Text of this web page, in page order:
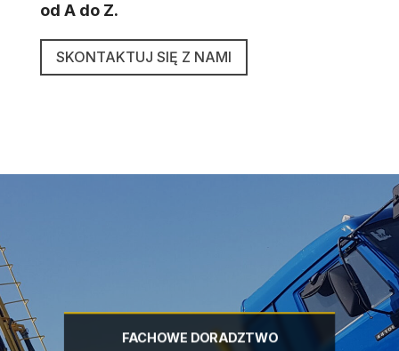
od A do Z.
SKONTAKTUJ SIĘ Z NAMI
FACHOWE DORADZTWO